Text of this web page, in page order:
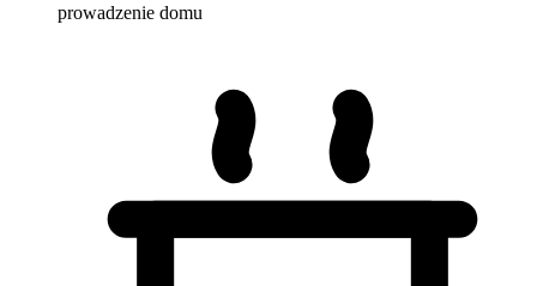
prowadzenie domu